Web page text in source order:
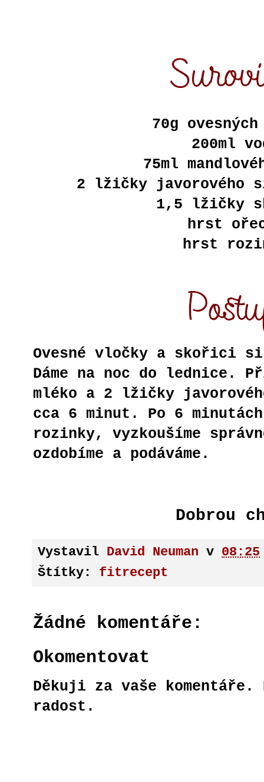
70g
200ml
75ml
2 lžičky javorového
1,5 lžičky
hrst
hrst
Ovesné vločky a skořici si
Dáme na noc do lednice.
mléko a 2 lžičky
cca 6 minut. Po 6
rozinky, vyzkoušíme
ozdobíme a podáváme.
Dobrou
Vystavil David Neuman v 08:25
Štítky: fitrecept
Žádné komentáře:
Okomentovat
Děkuji za vaše
radost.